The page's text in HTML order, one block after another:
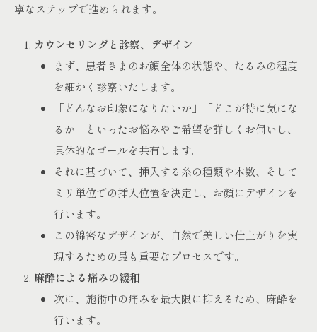
寧なステップで進められます。
カウンセリングと診察、デザイン
まず、患者さまのお顔全体の状態や、たるみの程度
を細かく診察いたします。
「どんなお印象になりたいか」「どこが特に気にな
るか」といったお悩みやご希望を詳しくお伺いし、
具体的なゴールを共有します。
それに基づいて、挿入する糸の種類や本数、そして
ミリ単位での挿入位置を決定し、お顔にデザインを
行います。
この綿密なデザインが、自然で美しい仕上がりを実
現するための最も重要なプロセスです。
麻酔による痛みの緩和
次に、施術中の痛みを最大限に抑えるため、麻酔を
行います。